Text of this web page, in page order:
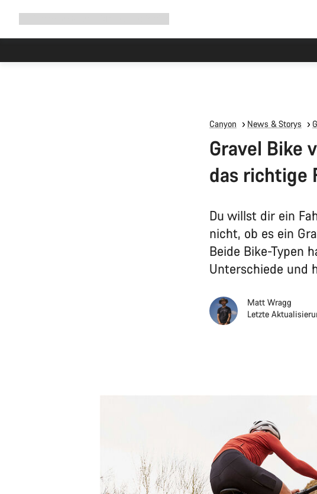
Canyon News & Storys
Gravel Bike
das richtige
Du willst dir ein
nicht, ob es ein
Beide Bike-Typen
Unterschiede und
Matt Wragg
Letzte